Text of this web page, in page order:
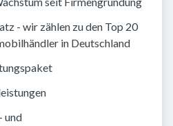
- wir zählen zu den Top 20
in Deutschland
und